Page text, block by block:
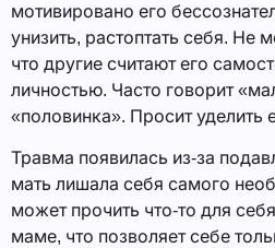
мотивировано его
унизить, растоптать себя. Не
что другие считают его
личностью. Часто говорит
«половинка». Просит
Травма появилась из-за
мать лишала себя самого
может прочить что-то для
маме, что позволяет себе